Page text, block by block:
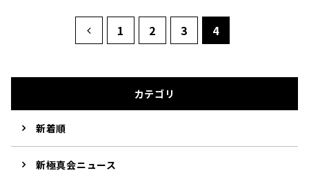
1 2 3 4
カテゴリ
新着順
新極真会ニュース